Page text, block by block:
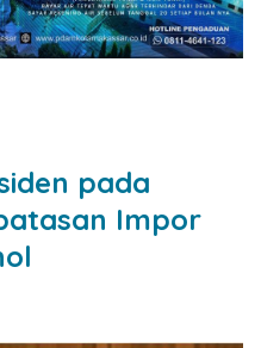
pada
Impor